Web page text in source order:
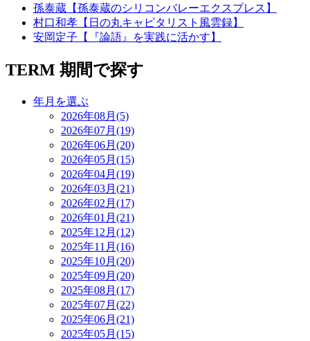
孫泰蔵【孫泰蔵のシリコンバレーエクスプレス】
村口和孝【日の丸キャピタリスト風雲録】
安岡定子【『論語』を実践に活かす】
TERM 期間で探す
年月を選ぶ
2026年08月(5)
2026年07月(19)
2026年06月(20)
2026年05月(15)
2026年04月(19)
2026年03月(21)
2026年02月(17)
2026年01月(21)
2025年12月(12)
2025年11月(16)
2025年10月(20)
2025年09月(20)
2025年08月(17)
2025年07月(22)
2025年06月(21)
2025年05月(15)